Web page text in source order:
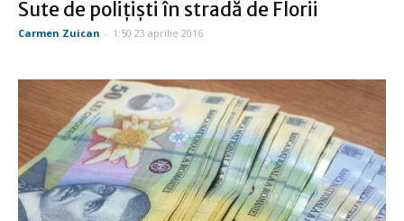
Sute de poliţişti în stradă de Florii
Carmen Zuican - 1:50 23 aprilie 2016